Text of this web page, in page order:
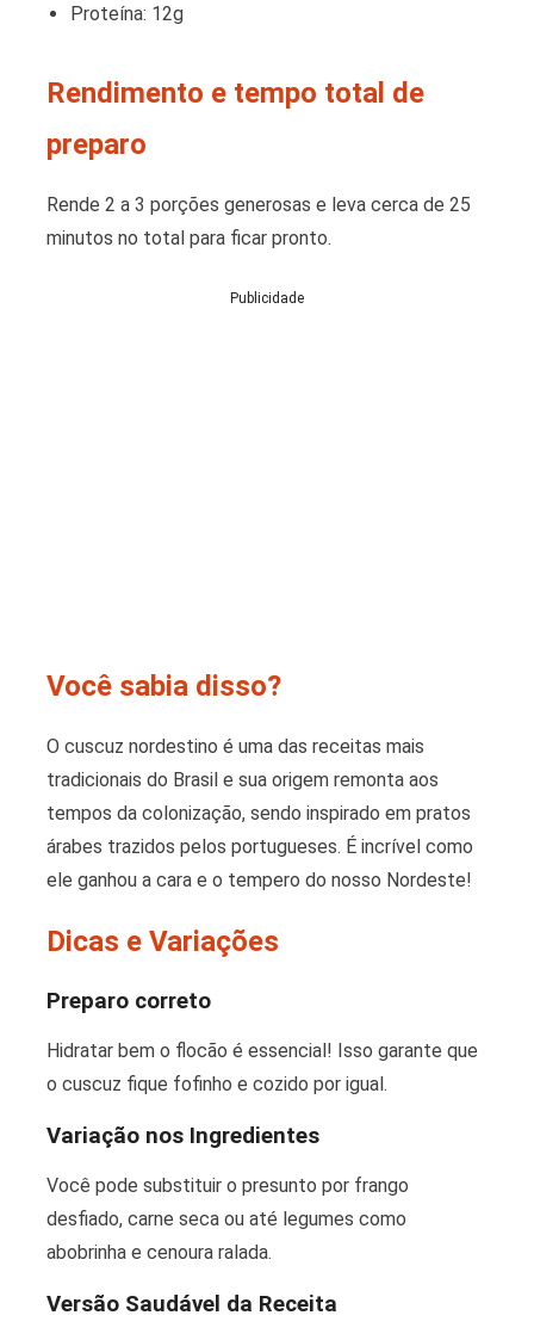
Proteína: 12g
Rendimento e tempo total de
preparo
Rende 2 a 3 porções generosas e leva cerca de 25
minutos no total para ficar pronto.
Publicidade
Você sabia disso?
O cuscuz nordestino é uma das receitas mais
tradicionais do Brasil e sua origem remonta aos
tempos da colonização, sendo inspirado em pratos
árabes trazidos pelos portugueses. É incrível como
ele ganhou a cara e o tempero do nosso Nordeste!
Dicas e Variações
Preparo correto
Hidratar bem o flocão é essencial! Isso garante que
o cuscuz fique fofinho e cozido por igual.
Variação nos Ingredientes
Você pode substituir o presunto por frango
desfiado, carne seca ou até legumes como
abobrinha e cenoura ralada.
Versão Saudável da Receita